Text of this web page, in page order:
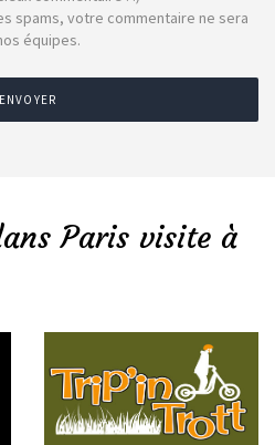
spams, votre commentaire ne sera
équipes.
ENVOYER
Paris visite à